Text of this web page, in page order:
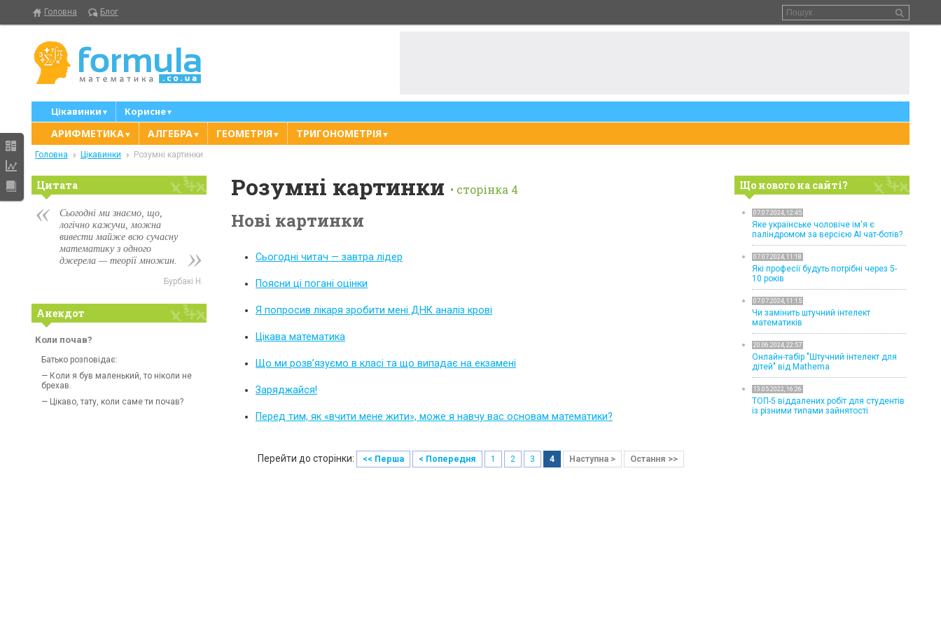
Головна Блог
Цікавинки ▼ Корисне▼
АРИФМЕТИКА▼ АЛГЕБРА▼ ГЕОМЕТРІЯ▼ ТРИГОНОМЕТРІЯ▼
Головна Цікавинки Розумні картинки
Цитата
Сьогодні ми знаємо, що,
логічно кажучи, можна
вивести майже всю сучасну
математику з одного
джерела — теорії множин.
Бурбакі Н.
Анекдот
Коли почав?
Батько розповідає:
— Коли я був маленький, то ніколи не
брехав.
— Цікаво, тату, коли саме ти почав?
Що нового на сайті?
07.07.2024, 12:45
Яке українське чоловіче ім'я є
паліндромом за версією AI чат-ботів?
07.07.2024, 11:18
Які професії будуть потрібні через 5-
10 років
07.07.2024, 11:15
Чи замінить штучний інтелект
математиків
20.06.2024, 22:57
Онлайн-табір "Штучний інтелект для
дітей" від Mathema
13.05.2022, 16:26
ТОП-5 віддалених робіт для студентів
із різними типами зайнятості
Розумні картинки сторінка 4
Нові картинки
Сьогодні читач — завтра лідер
Поясни ці погані оцінки
Я попросив лікаря зробити мені ДНК аналіз крові
Цікава математика
Що ми розв’язуємо в класі та що випадає на екзамені
Заряджайся!
Перед тим, як «вчити мене жити», може я навчу вас основам математики?
Перейти до сторінки: << Перша < Попередня 1 2 3 4 Наступна > Остання >>